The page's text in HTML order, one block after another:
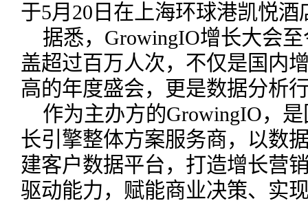
于5月20日在上海环球港凯悦酒
据悉，GrowingIO增长大会
盖超过百万人次，不仅是国内
高的年度盛会，更是数据分析
作为主办方的GrowingIO，
长引擎整体方案服务商，以数
建客户数据平台，打造增长营
驱动能力，赋能商业决策、实